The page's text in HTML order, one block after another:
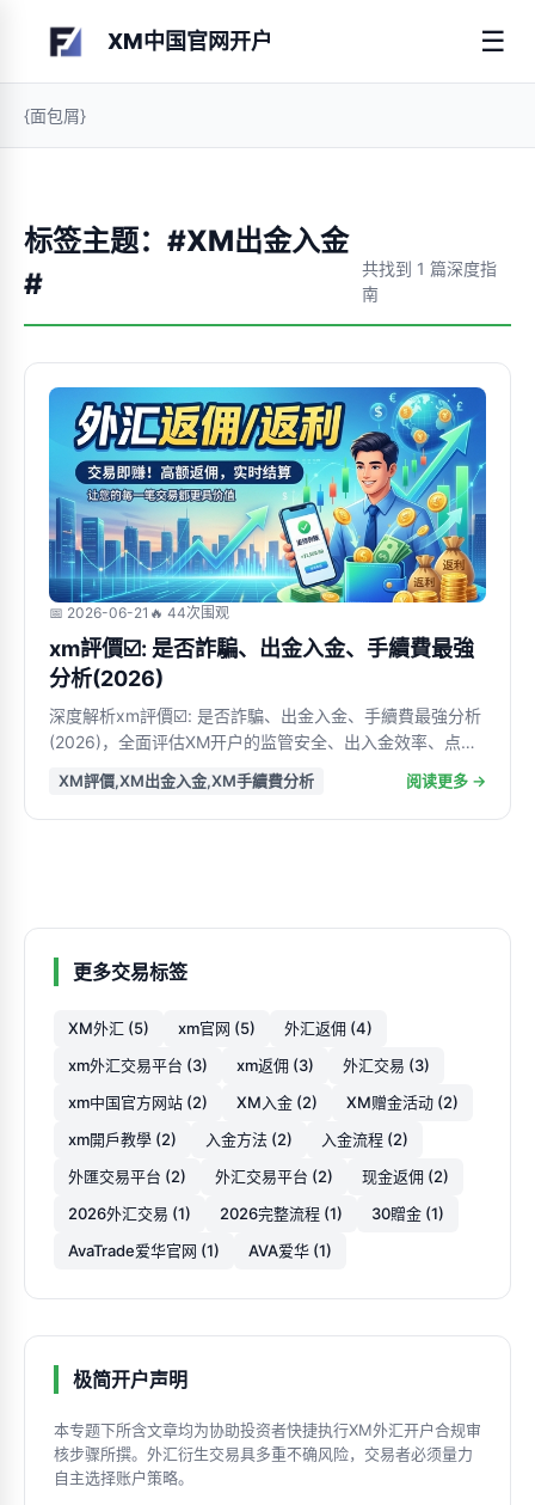
XM中国官网开户 ☰
{面包屑}
标签主题：#XM出金入金
#
共找到 1 篇深度指
南
📅 2026-06-21 🔥 44次围观
xm評價☑️: 是否詐騙、出金入金、手續費最強
分析(2026)
深度解析xm評價☑️: 是否詐騙、出金入金、手續費最強分析
(2026)，全面评估XM开户的监管安全、出入金效率、点差
佣金与隐藏成本，适合新手和进阶交易者快速判断是否值得
开户使用
XM評價,XM出金入金,XM手續費分析 阅读更多 →
更多交易标签
XM外汇 (5) xm官网 (5)
外汇返佣 (4)
xm外汇交易平台 (3)
xm返佣 (3)
外汇交易 (3)
xm中国官方网站 (2)
XM入金 (2)
XM赠金活动 (2)
xm開戶教學 (2)
入金方法 (2)
入金流程 (2)
外匯交易平台 (2)
外汇交易平台 (2)
现金返佣 (2)
2026外汇交易 (1)
2026完整流程 (1)
30贈金 (1)
AvaTrade爱华官网 (1)
AVA爱华 (1)
极简开户声明
本专题下所含文章均为协助投资者快捷执行XM外汇开户合规审
核步骤所撰。外汇衍生交易具多重不确风险，交易者必须量力
自主选择账户策略。